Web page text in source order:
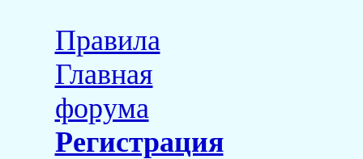
Правила
Главная
форума
Регистрация